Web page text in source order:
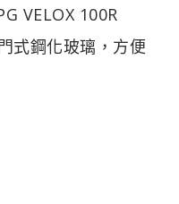
VELOX 100R
式鋼化玻璃，方便